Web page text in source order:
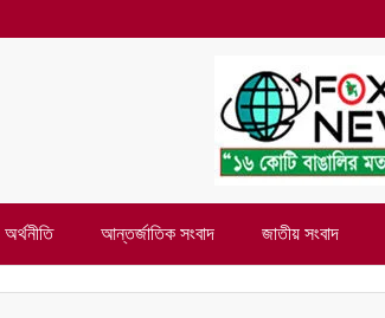
অর্থনীতি আন্তর্জাতিক সংবাদ জাতীয় সংবাদ